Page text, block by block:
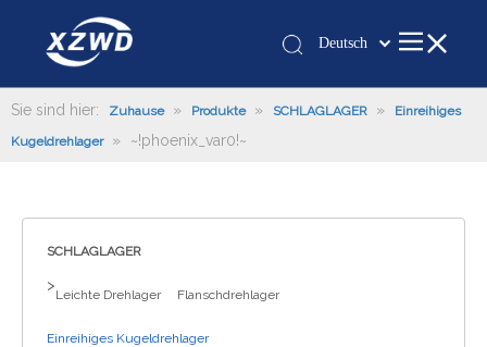
Deutsch
românesc
Sie sind hier: Zuhause » Produkte » SCHLAGLAGER »
Einreihiges
Kugeldrehlager
» ~!phoenix_var0!~
SCHLAGLAGER
>
Leichte Drehlager Flanschdrehlager
Einreihiges Kugeldrehlager